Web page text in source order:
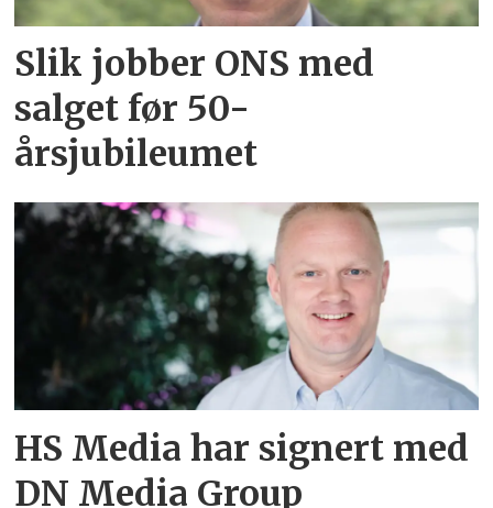
Slik jobber ONS med
salget før 50-
årsjubileumet
HS Media har signert med
DN Media Group